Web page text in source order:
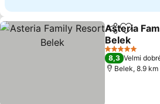
SdíletPřidat
Asteria
Belek
Ukázat ceny
5 Počet
8,3 Velmi
Belek, 8.9